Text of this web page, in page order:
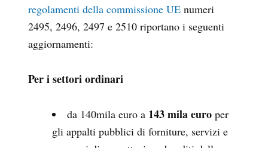
regolamenti della commissione UE numeri
2495, 2496, 2497 e 2510 riportano i seguenti
aggiornamenti:
Per i settori ordinari
da 140mila euro a 143 mila euro per
gli appalti pubblici di forniture, servizi e